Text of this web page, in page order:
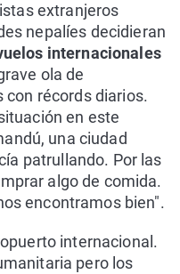
extranjeros
nepalíes decidieran
internacionales
ola de
con récords diarios.
en este
una ciudad
patrullando. Por las
algo de comida.
encontramos bien".
internacional.
pero los